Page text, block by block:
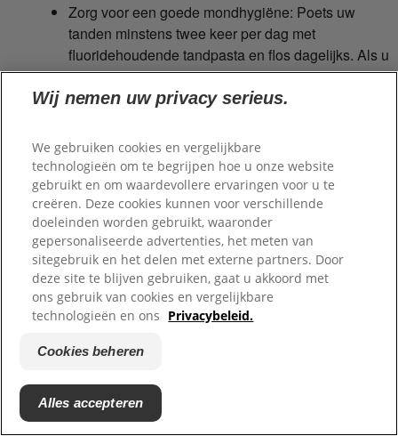
Zorg voor een goede mondhygiëne: Poets uw
tanden minstens twee keer per dag met
fluoridehoudende tandpasta en flos dagelijks. Als u
last heeft van gevoelige tanden, gebruik dan een
tandpasta die speciaal is ontwikkeld om
Let op uw voeding: Beperk suikerrijke en
zetmeelrijke snacks en dranken. Kies voor
tandvriendelijke voedingsmiddelen zoals groenten,
zuivelproducten en volkorenproducten.
Gebruik fluoride: Fluoride versterkt het tandglazuur
en voorkomt tandbederf. Gebruik fluoridehoudende
water.
Wij nemen uw privacy serieus.
We gebruiken cookies en vergelijkbare
technologieën om te begrijpen hoe u onze website
gebruikt en om waardevollere ervaringen voor u te
creëren. Deze cookies kunnen voor verschillende
doeleinden worden gebruikt, waaronder
gepersonaliseerde advertenties, het meten van
sitegebruik en het delen met externe partners. Door
deze site te blijven gebruiken, gaat u akkoord met
ons gebruik van cookies en vergelijkbare
technologieën en ons Privacybeleid.
Cookies beheren
Alles accepteren